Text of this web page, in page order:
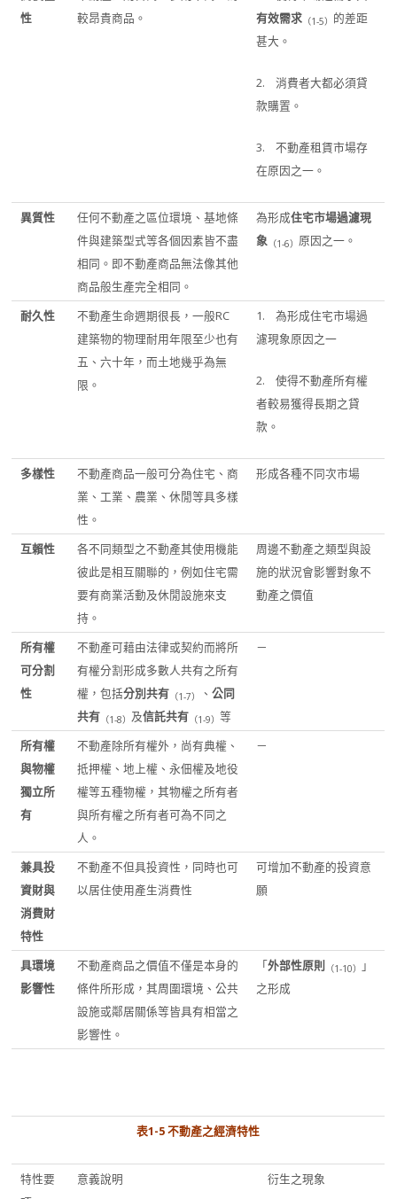
性
較昂貴商品。
有效需求 （1-5） 的差距
甚大。
2. 消費者大都必須貸
款購置。
3. 不動產租賃市場存
在原因之一。
異質性
任何不動產之區位環境、基地條
件與建築型式等各個因素皆不盡
相同。即不動產商品無法像其他
商品般生產完全相同。
為形成住宅市場過濾現
象 （1-6）原因之一。
耐久性
不動產生命週期很長，一般RC
建築物的物理耐用年限至少也有
五、六十年，而土地幾乎為無
限。
1. 為形成住宅市場過
濾現象原因之一
2. 使得不動產所有權
者較易獲得長期之貸
款。
多樣性
不動產商品一般可分為住宅、商
業、工業、農業、休閒等具多樣
性。
形成各種不同次市場
互賴性
各不同類型之不動產其使用機能
彼此是相互關聯的，例如住宅需
要有商業活動及休閒設施來支
持。
周邊不動產之類型與設
施的狀況會影響對象不
動產之價值
所有權
可分割
性
不動產可藉由法律或契約而將所
有權分割形成多數人共有之所有
權，包括分別共有 （1-7） 、公同
共有 （1-8）及信託共有 （1-9）等
－
所有權
與物權
獨立所
有
不動產除所有權外，尚有典權、
抵押權、地上權、永佃權及地役
權等五種物權，其物權之所有者
與所有權之所有者可為不同之
人。
－
兼具投
資財與
消費財
特性
不動產不但具投資性，同時也可
以居住使用產生消費性
可增加不動產的投資意
願
具環境
影響性
不動產商品之價值不僅是本身的
條件所形成，其周圍環境、公共
設施或鄰居關係等皆具有相當之
影響性。
「外部性原則 （1-10）」
之形成
表1-5不動產之經濟特性
特性要
意義說明 衍生之現象